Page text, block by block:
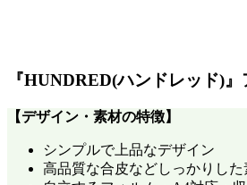
『HUNDRED(ハンドレッド)
【デザイン・素材の特徴】
シンプルで上品なデザイン
高品質な合皮などしっかりし